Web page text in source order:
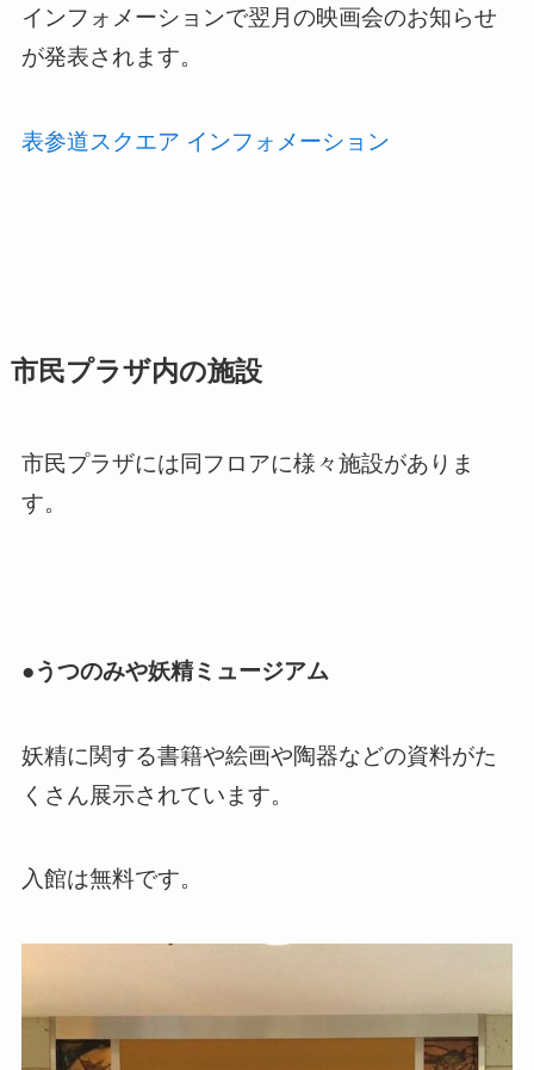
インフォメーションで翌月の映画会のお知らせ
が発表されます。
表参道スクエア インフォメーション
市民プラザ内の施設
市民プラザには同フロアに様々施設がありま
す。
●うつのみや妖精ミュージアム
妖精に関する書籍や絵画や陶器などの資料がた
くさん展示されています。
入館は無料です。